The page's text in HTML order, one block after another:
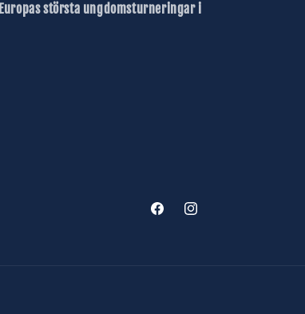
Europas största ungdomsturneringar i
FacebookInstagram